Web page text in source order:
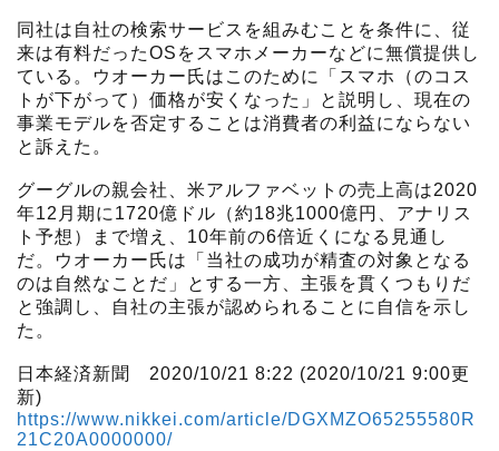
同社は自社の検索サービスを組みむことを条件に、従
来は有料だったOSをスマホメーカーなどに無償提供し
ている。ウオーカー氏はこのために「スマホ（のコス
トが下がって）価格が安くなった」と説明し、現在の
事業モデルを否定することは消費者の利益にならない
と訴えた。
グーグルの親会社、米アルファベットの売上高は2020
年12月期に1720億ドル（約18兆1000億円、アナリス
ト予想）まで増え、10年前の6倍近くになる見通し
だ。ウオーカー氏は「当社の成功が精査の対象となる
のは自然なことだ」とする一方、主張を貫くつもりだ
と強調し、自社の主張が認められることに自信を示し
た。
日本経済新聞 2020/10/21 8:22 (2020/10/21 9:00更
新)
https://www.nikkei.com/article/DGXMZO65255580R
21C20A0000000/